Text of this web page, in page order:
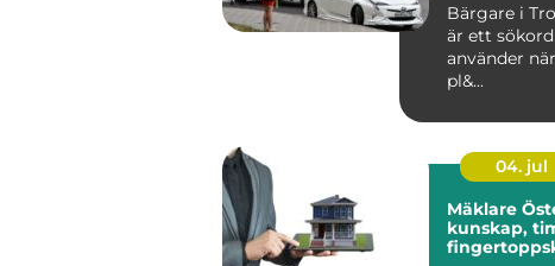
Bärgare i
är ett
använder
pl&...
04. jul
Mäklare
kunskap,